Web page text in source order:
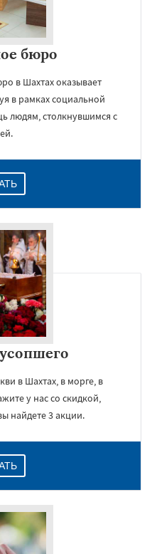
бюро
в Шахтах оказывает
в рамках социальной
людям, столкнувшимся с
в Шахтах, в морге, в
у нас со скидкой,
найдете 3 акции.